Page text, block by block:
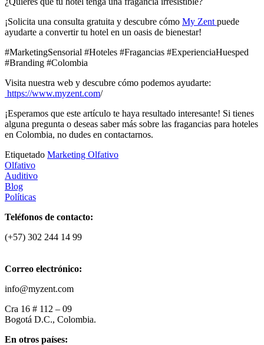
¡Solicita una consulta gratuita y descubre cómo My Zent puede
ayudarte a convertir tu hotel en un oasis de bienestar!
#MarketingSensorial #Hoteles #Fragancias #ExperienciaHuesped
#Branding #Colombia
Visita nuestra web y descubre cómo podemos ayudarte:
https://www.myzent.com/
¡Esperamos que este artículo te haya resultado interesante! Si tienes
alguna pregunta o deseas saber más sobre las fragancias para hoteles
en Colombia, no dudes en contactarnos.
Etiquetado Marketing Olfativo
Olfativo
Auditivo
Blog
Políticas
Teléfonos de contacto:
(+57) 302 244 14 99
Correo electrónico:
info@myzent.com
Cra 16 # 112 – 09
Bogotá D.C., Colombia.
En otros países: